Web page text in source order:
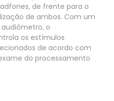
de frente para o
de ambos. Com um
o
os estímulos
de acordo com
do processamento